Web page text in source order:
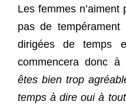
Les femmes n’aiment
pas de
dirigées de temps
commencera donc
êtes bien trop
temps à dire oui à